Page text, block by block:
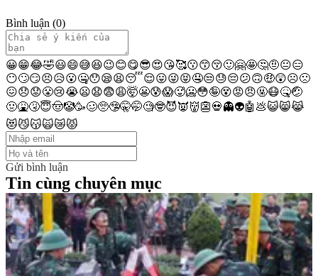
Bình luận (0)
😀😁😂🤣😃😄😅😆😉😊😋😎😍😘🥰😗😙😚🙂🤗🤩🤔🤨😐😑
😶🙄😏😣😥😮🤐😯😪😫😴😌😛😜😝🤤😒😓😔😕🙃🤑😲☹️🙁
😖😞😟😤😢😭😦😧😨😩🤯😬😰😱🥵🥶😳🤪😵😡😠🤬😷🤒🤕
🤢🤮🤧😇🤠🤡🥳🥴🥺🤥🤫🤭🧐🤓😈👿👹👺💀👻👽🤖 💩😺😸😹
😻😼😽🙀😿😾
Gửi bình luận
Tin cùng chuyên mục